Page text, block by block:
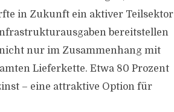
in Zukunft ein aktiver Teilsektor
bereitstellen
nur im Zusammenhang mit
Lieferkette. Etwa 80 Prozent
– eine attraktive Option für